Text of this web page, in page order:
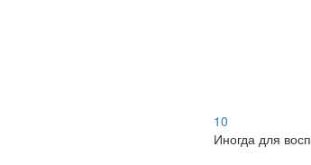
10
Иногда для